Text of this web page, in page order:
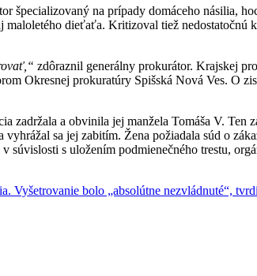
na prípady domáceho násilia,
dieťaťa. Kritizoval tiež
zdôraznil generálny prokurátor. Krajskej
Okresnej prokuratúry Spišská Nová Ves. O
a obvinila jej manžela Tomáša V. Ten
sa jej zabitím. Žena požiadala súd o
súvislosti s uložením podmienečného trestu,
Vyšetrovanie bolo „absolútne nezvládnuté“,